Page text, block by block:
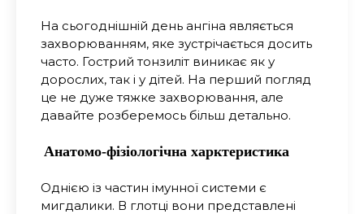
На сьогоднішній день ангіна являється
захворюванням, яке зустрічається досить
часто. Гострий тонзиліт виникає як у
дорослих, так і у дітей. На перший погляд
це не дуже тяжке захворювання, але
давайте розберемось більш детально.
Анатомо-фізіологічна харктеристика
Однією із частин імунної системи є
мигдалики. В глотці вони представлені